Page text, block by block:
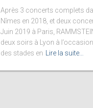
Après 3 concerts complets
Nîmes en 2018, et deux
Juin 2019 à Paris,
deux soirs à Lyon à
des stades en
Lire la suite…